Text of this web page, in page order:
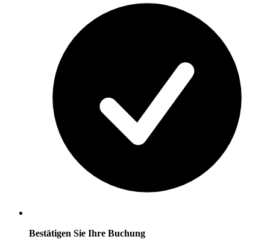
Bestätigen Sie Ihre Buchung